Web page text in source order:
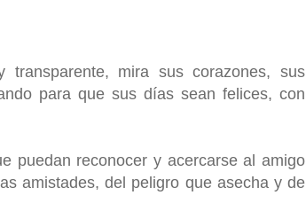
mira sus corazones, sus
para que sus días sean felices, con
puedan reconocer y acercarse al amigo
amistades, del peligro que asecha y de